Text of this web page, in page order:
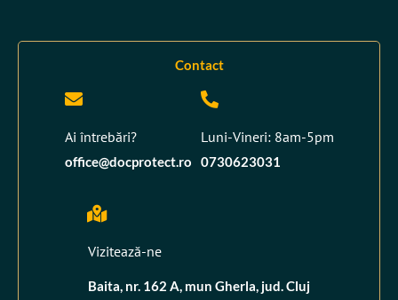
Contact
Ai întrebări?
office@docprotect.ro
Luni-Vineri: 8am-5pm
0730623031
Vizitează-ne
Baita, nr. 162 A, mun Gherla, jud. Cluj